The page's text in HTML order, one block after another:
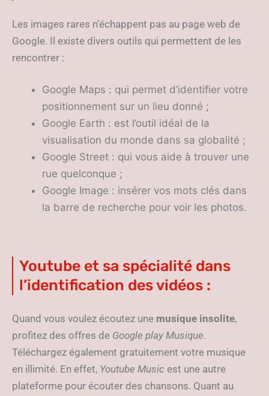
Les images rares n’échappent pas au page web de
Google. Il existe divers outils qui permettent de les
rencontrer :
Google Maps : qui permet d’identifier votre
positionnement sur un lieu donné ;
Google Earth : est l’outil idéal de la
visualisation du monde dans sa globalité ;
Google Street : qui vous aide à trouver une
rue quelconque ;
Google Image : insérer vos mots clés dans
la barre de recherche pour voir les photos.
Youtube et sa spécialité dans
l’identification des vidéos :
Quand vous voulez écoutez une musique insolite,
profitez des offres de Google play Musique.
Téléchargez également gratuitement votre musique
en illimité. En effet, Youtube Music est une autre
plateforme pour écouter des chansons. Quant au